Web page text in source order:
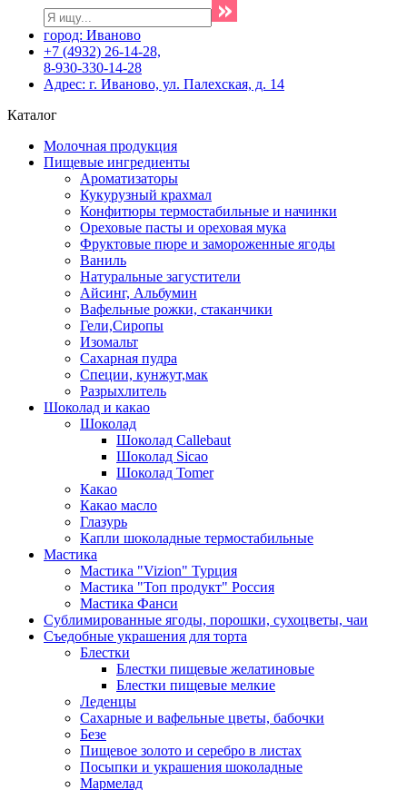
город: Иваново
+7 (4932) 26-14-28,
8-930-330-14-28
Адрес: г. Иваново, ул. Палехская, д. 14
Каталог
Молочная продукция
Пищевые ингредиенты
Ароматизаторы
Кукурузный крахмал
Конфитюры термостабильные и начинки
Ореховые пасты и ореховая мука
Фруктовые пюре и замороженные ягоды
Ваниль
Натуральные загустители
Айсинг, Альбумин
Вафельные рожки, стаканчики
Гели,Сиропы
Изомальт
Сахарная пудра
Специи, кунжут,мак
Разрыхлитель
Шоколад и какао
Шоколад
Шоколад Callebaut
Шоколад Sicao
Шоколад Tomer
Какао
Какао масло
Глазурь
Капли шоколадные термостабильные
Мастика
Мастика "Vizion" Турция
Мастика "Топ продукт" Россия
Мастика Фанси
Сублимированные ягоды, порошки, сухоцветы, чаи
Съедобные украшения для торта
Блестки
Блестки пищевые желатиновые
Блестки пищевые мелкие
Леденцы
Сахарные и вафельные цветы, бабочки
Безе
Пищевое золото и серебро в листах
Посыпки и украшения шоколадные
Мармелад